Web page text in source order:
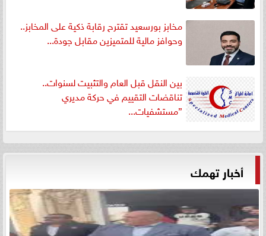
مخابز بورسعيد تقترح رقابة ذكية على المخابز..
وحوافز مالية للمتميزين مقابل جودة...
بين النقل قبل العام والتثبيت لسنوات..
تناقضات التقييم في حركة مديري
”مستشفيات...
أخبار تهمك